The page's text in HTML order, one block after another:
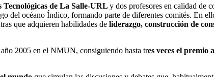
de La Salle-URL y dos profesores en calidad de
del océano Índico, formando parte de diferentes comités. En
que adquieren habilidades de liderazgo, construcción de
2005 en el NMUN, consiguiendo hasta tres veces el premio